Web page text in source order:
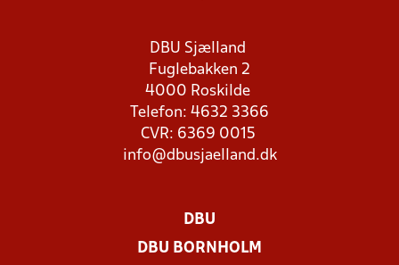
DBU Sjælland
Fuglebakken 2
4000 Roskilde
Telefon: 4632 3366
CVR: 6369 0015
info@dbusjaelland.dk
DBU
DBU BORNHOLM